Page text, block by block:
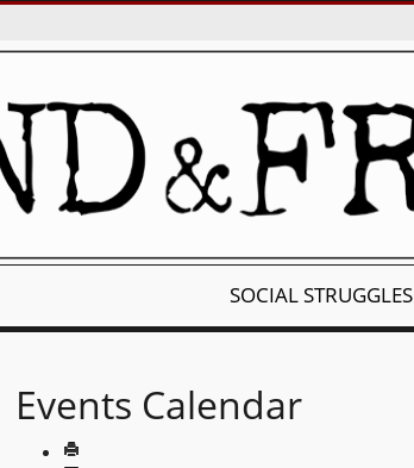
SOCIAL STRUGGLES
Events Calendar